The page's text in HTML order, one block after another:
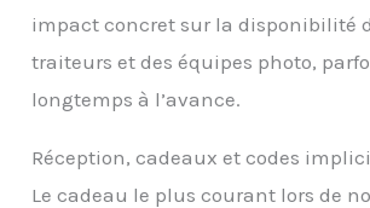
impact concret sur la disponibilité
traiteurs et des équipes photo,
longtemps à l’avance.
Réception, cadeaux et codes
Le cadeau le plus courant lors de